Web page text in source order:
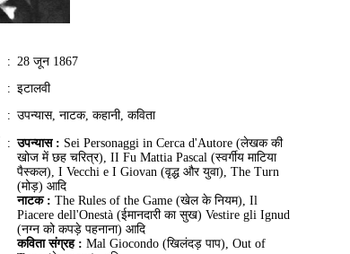
: 28 जून 1867
: इटालवी
: उपन्यास, नाटक, कहानी, कविता
: उपन्यास : Sei Personaggi in Cerca d'Autore (लेखक की
खोज में छह चरित्र), II Fu Mattia Pascal (स्वर्गीय माटिया
पैस्कल), I Vecchi e I Giovan (वृद्ध और युवा), The Turn
(मोड़) आदि
नाटक : The Rules of the Game (खेल के नियम), Il
Piacere dell'Onestà (ईमानदारी का सुख) Vestire gli Ignud
(नग्न को कपड़े पहनाना) आदि
कविता संग्रह : Mal Giocondo (खिलंदड़ पाप), Out of